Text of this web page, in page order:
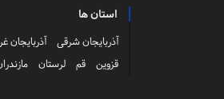
استان ها
آذربایجان شرقی آذربایجان
قزوین
قم لرستان